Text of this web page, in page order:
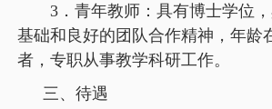
3．青年教师：具有博士学位
基础和良好的团队合作精神，年龄
者，专职从事教学科研工作。
三、待遇